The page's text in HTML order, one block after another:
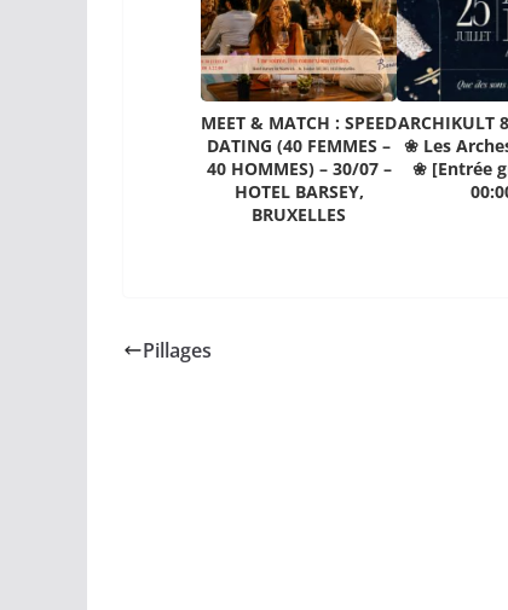
MEET & MATCH : SPEED
DATING (40 FEMMES –
40 HOMMES) – 30/07 –
HOTEL BARSEY,
BRUXELLES
ARCHIKULT
❀ Les
❀ [Entrée
Pillages